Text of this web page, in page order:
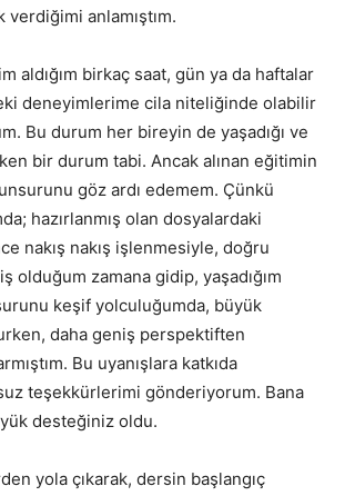
verdiğimi anlamıştım.
aldığım birkaç saat, gün ya da haftalar
deneyimlerime cila niteliğinde olabilir
Bu durum her bireyin de yaşadığı ve
bir durum tabi. Ancak alınan eğitimin
göz ardı edemem. Çünkü
hazırlanmış olan dosyalardaki
nakış nakış işlenmesiyle, doğru
olduğum zamana gidip, yaşadığım
keşif yolculuğumda, büyük
daha geniş perspektiften
Bu uyanışlara katkıda
teşekkürlerimi gönderiyorum. Bana
desteğiniz oldu.
yola çıkarak, dersin başlangıç